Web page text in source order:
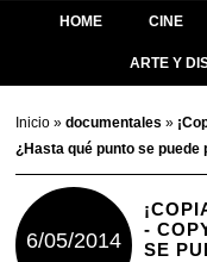
HOME CINE
ARTE Y
Inicio»documentales»
¿Hasta qué punto se puede
6/05/2014
-
SE